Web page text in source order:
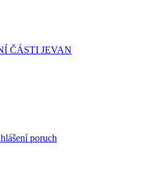
ČÁSTI JEVAN
poruch